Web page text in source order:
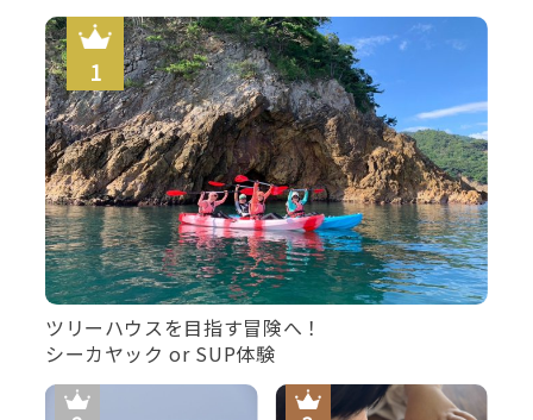
【専用テラス】専用テラスでゆったりと夕暮れ時の久美浜
湾を眺める。
ツリーハウスを目指す冒険へ！
シーカヤック or SUP体験